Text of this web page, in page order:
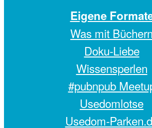
Eigene
Was mit Büchern
Doku-Liebe
Wissensperlen
#pubnpub
Usedomlotse
Usedom-